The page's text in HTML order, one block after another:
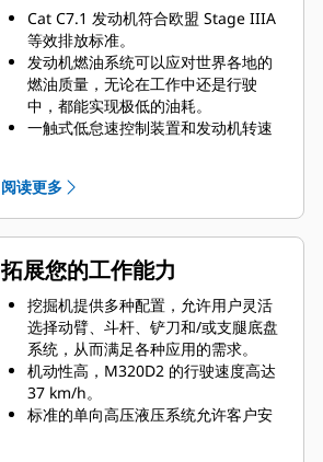
Cat C7.1 发动机符合欧盟 Stage IIIA
等效排放标准。
发动机燃油系统可以应对世界各地的
燃油质量，无论在工作中还是行驶
中，都能实现极低的油耗。
一触式低怠速控制装置和发动机转速
耗和噪声级别。
三种工作模式：强力模式、省油模式
和行驶模式。
恒定动力策略可以快速响应不断变化
的负载，从而在各种工作条件下提供
相同水平的动力。
有多种动臂和斗杆可供选择，可在各
种应用场合下实现伸展距离和挖掘力
之间的出色平衡。
专用的回转泵允许机器快速、平稳地
执行组合移动，让用户可在回转的同
阅读更多
拓展您的工作能力
挖掘机提供多种配置，允许用户灵活
选择动臂、斗杆、铲刀和/或支腿底盘
系统，从而满足各种应用的需求。
机动性高，M320D2 的行驶速度高达
37 km/h。
标准的单向高压液压系统允许客户安